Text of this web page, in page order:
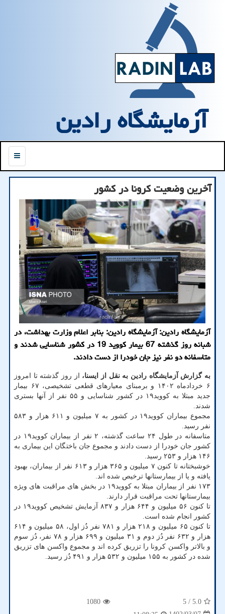
آزمایشگاه رادین
منو
آخرین وضعیت کرونا در کشور
آزمایشگاه رادین: آزمایشگاه رادین: بنابر اعلام وزارت بهداشت، در
شبانه روز گذشته 67 بیمار کووید 19 در کشور شناسایی شدند و
متاسفانه دو نفر نیز جان خودرا از دست دادند.
به گزارش آزمایشگاه رادین به نقل از ایسنا،
از روز گذشته تا امروز
۶ خردادماه ۱۴۰۲ و برمبنای معیارهای قطعی تشخیصی، ۶۷ بیمار
جدید مبتلا به کووید۱۹ در کشور شناسایی و ۵۵ نفر از آنها بستری
شدند.
مجموع بیماران کووید۱۹ در کشور به ۷ میلیون و ۶۱۱ هزار و ۵۸۳
نفر رسید.
متاسفانه در طول ۲۴ ساعت گذشته، ۲ نفر از بیماران کووید۱۹ در
کشور جان خودرا از دست دادند و مجموع جان باختگان این بیماری به
۱۴۶ هزار و ۲۵۳ رسید.
خوشبختانه تا کنون ۷ میلیون و ۳۶۵ هزار و ۶۱۳ نفر از بیماران، بهبود
یافته و یا از بیمارستانها ترخیص شده اند.
۱۷۳ نفر از بیماران مبتلا به کووید۱۹ در بخش های مراقبت های ویژه
بیمارستانها تحت مراقبت قرار دارند.
تا کنون ۵۶ میلیون و ۶۴۴ هزار و ۸۳۷ آزمایش تشخیص کووید۱۹ در
کشور انجام شده است.
تا کنون ۶۵ میلیون و ۲۱۸ هزار و ۷۸۱ نفر دُز اول، ۵۸ میلیون و ۶۱۴
هزار و ۶۳۲ نفر دُز دوم و ۳۱ میلیون و ۶۹۹ هزار و ۷۸ نفر، دُز سوم
و بالاتر واکسن کرونا را تزریق کرده اند و مجموع واکسن های تزریق
شده در کشور به ۱۵۵ میلیون و ۵۳۲ هزار و ۴۹۱ دُز رسید.
5.0
/ 5
1080